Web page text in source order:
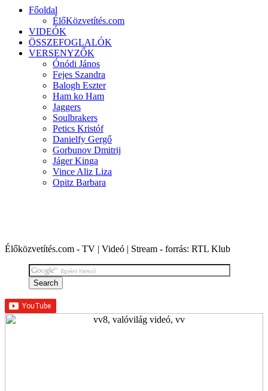
Főoldal
ÉlőKözvetítés.com
VIDEÓK
ÖSSZEFOGLALÓK
VERSENYZŐK
Ónódi János
Fejes Szandra
Balogh Eszter
Ham ko Ham
Jaggers
Soulbrakers
Petics Kristóf
Danielfy Gergő
Gorbunov Dmitrij
Jáger Kinga
Vince Aliz Liza
Opitz Barbara
Élőközvetítés.com - TV | Videó | Stream - forrás: RTL Klub